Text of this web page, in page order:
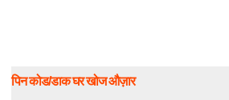
पिन कोड/डाक घर खोज औज़ार